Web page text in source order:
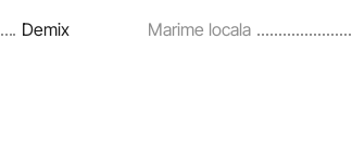
Demix Marime locala